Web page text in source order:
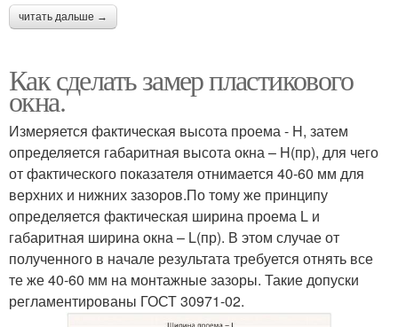
читать дальше →
Как сделать замер пластикового
окна.
Измеряется фактическая высота проема - H, затем
определяется габаритная высота окна – H(пр), для чего
от фактического показателя отнимается 40-60 мм для
верхних и нижних зазоров.По тому же принципу
определяется фактическая ширина проема L и
габаритная ширина окна – L(пр). В этом случае от
полученного в начале результата требуется отнять все
те же 40-60 мм на монтажные зазоры. Такие допуски
регламентированы ГОСТ 30971-02.